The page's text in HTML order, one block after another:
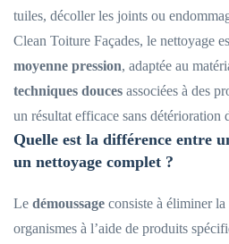
tuiles, décoller les joints ou
Clean Toiture Façades, le nettoyage
moyenne pression, adaptée au
techniques douces associées à des
un résultat efficace sans détérioration
Quelle est la différence entre
un nettoyage complet ?
Le démoussage consiste à éliminer
organismes à l’aide de produits